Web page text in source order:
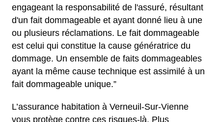
engageant la responsabilité de l'assuré, résultant
d'un fait dommageable et ayant donné lieu à une
ou plusieurs réclamations. Le fait dommageable
est celui qui constitue la cause génératrice du
dommage. Un ensemble de faits dommageables
ayant la même cause technique est assimilé à un
fait dommageable unique.”
L’assurance habitation à Verneuil-Sur-Vienne
vous protège contre ces risques-là. Plus